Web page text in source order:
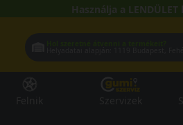
Használja a